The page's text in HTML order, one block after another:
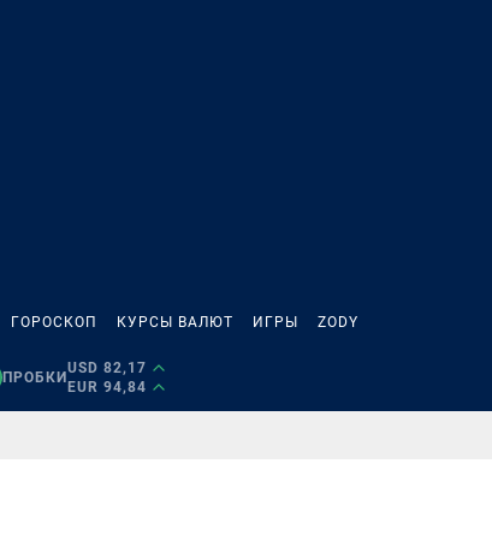
ГОРОСКОП КУРСЫ ВАЛЮТ ИГРЫ ZODY
ПРОБКИ
USD 82,17
EUR 94,84